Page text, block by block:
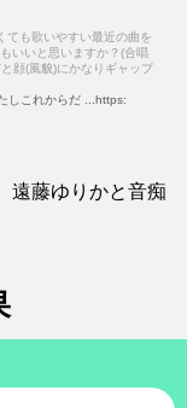
ても歌いやすい最近の曲を
いいと思いますか？(合唱
顔(風貌)にかなりギャップ
しこれからだ ...https:
遠藤ゆりかと音痴